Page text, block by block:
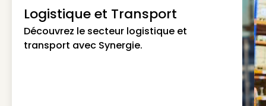
Logistique et Transport
Découvrez le secteur logistique et
transport avec Synergie.